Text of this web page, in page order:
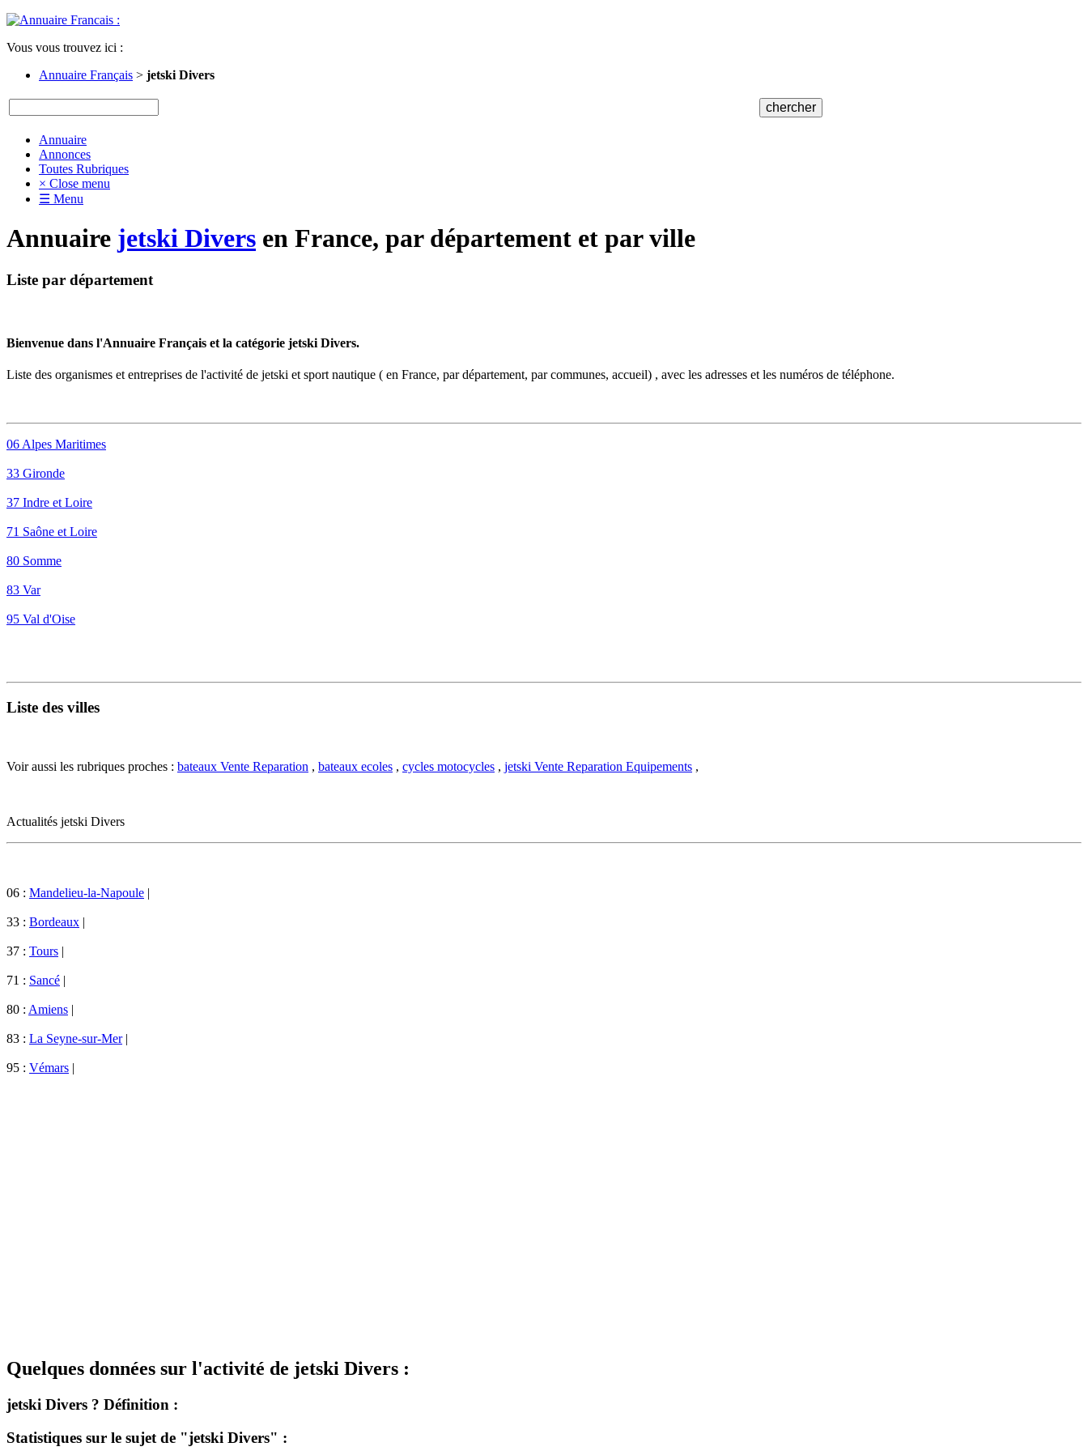
Vous vous trouvez ici :
Annuaire Français > jetski Divers
Annuaire
Annonces
Toutes Rubriques
× Close menu
☰ Menu
Annuaire jetski Divers en France, par département et par ville
Liste par département
Bienvenue dans l'Annuaire Français et la catégorie jetski Divers.
Liste des organismes et entreprises de l'activité de jetski et sport nautique ( en France, par département, par communes, accueil) , avec les adresses et les numéros de téléphone.
06 Alpes Maritimes
33 Gironde
37 Indre et Loire
71 Saône et Loire
80 Somme
83 Var
95 Val d'Oise
Liste des villes
Voir aussi les rubriques proches : bateaux Vente Reparation , bateaux ecoles , cycles motocycles , jetski Vente Reparation Equipements ,
Actualités jetski Divers
06 : Mandelieu-la-Napoule |
33 : Bordeaux |
37 : Tours |
71 : Sancé |
80 : Amiens |
83 : La Seyne-sur-Mer|
95 : Vémars |
Quelques données sur l'activité de jetski Divers :
jetski Divers ? Définition :
Statistiques sur le sujet de "jetski Divers" :